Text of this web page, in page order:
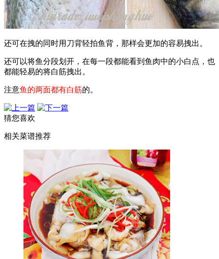
还可在拽的同时用刀背轻拍鱼背，那样会更加的容易拽出。
还可以将鱼分段划开，在每一段都能看到鱼肉中的小白点，也
都能轻易的将白筋拽出。
注意鱼的两面都有白筋的。
猜您喜欢
相关菜谱推荐